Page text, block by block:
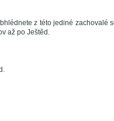
z této jediné zachovalé
až po Ještěd.